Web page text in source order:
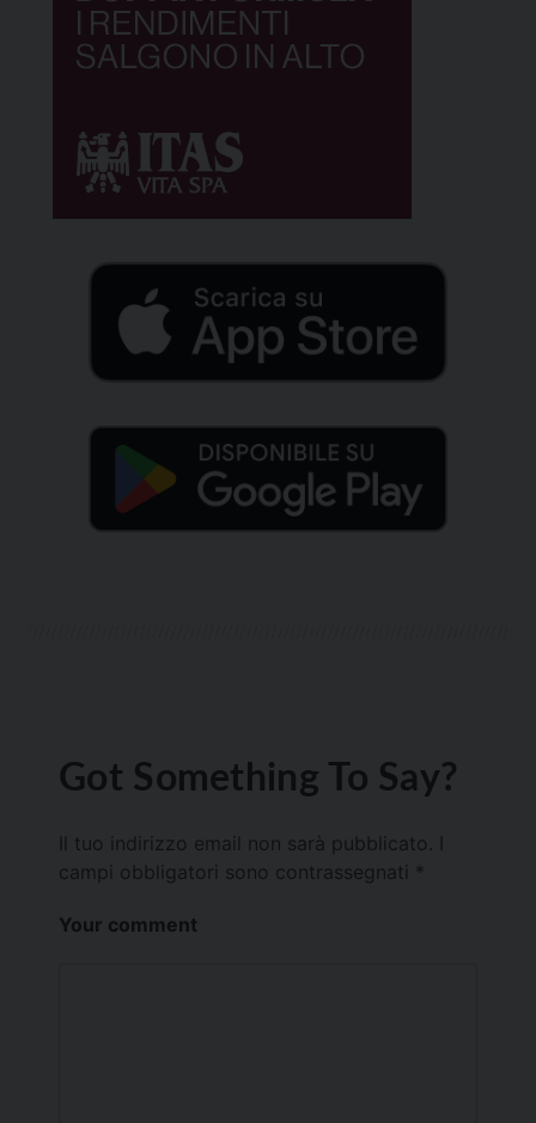
Got Something To Say?
Il tuo indirizzo email non sarà pubblicato.
campi obbligatori sono contrassegnati *
Your comment